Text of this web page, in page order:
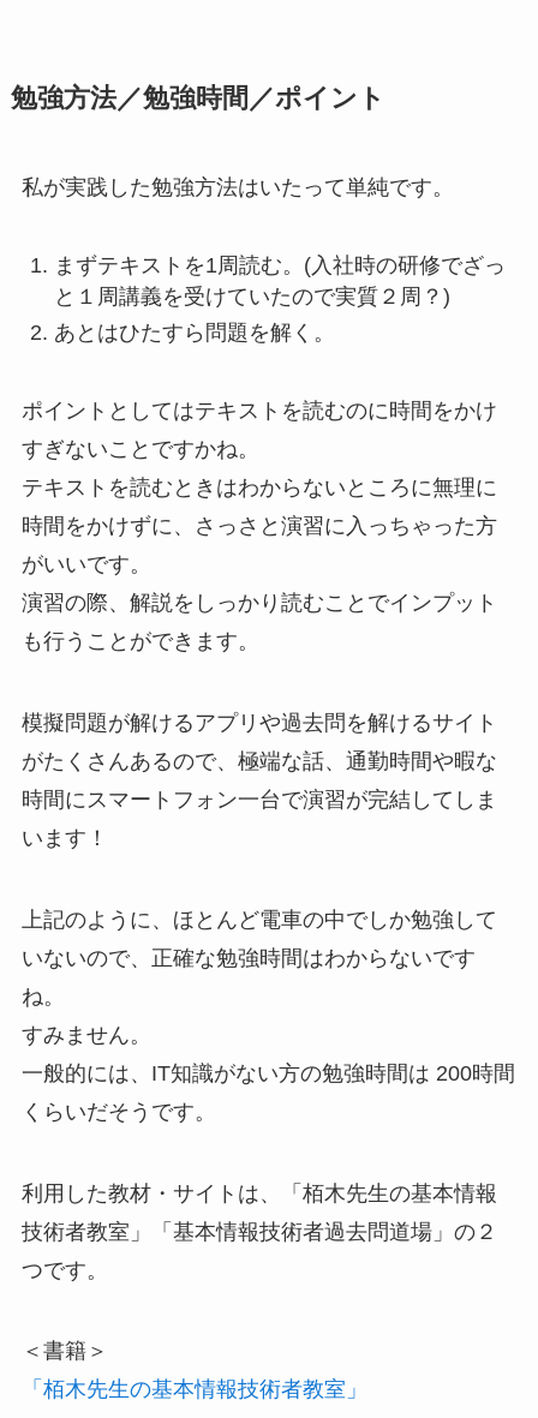
勉強方法／勉強時間／ポイント
私が実践した勉強方法はいたって単純です。
まずテキストを1周読む。(入社時の研修でざっ
と１周講義を受けていたので実質２周？)
あとはひたすら問題を解く。
ポイントとしてはテキストを読むのに時間をかけ
すぎないことですかね。
テキストを読むときはわからないところに無理に
時間をかけずに、さっさと演習に入っちゃった方
がいいです。
演習の際、解説をしっかり読むことでインプット
も行うことができます。
模擬問題が解けるアプリや過去問を解けるサイト
がたくさんあるので、極端な話、通勤時間や暇な
時間にスマートフォン一台で演習が完結してしま
います！
上記のように、ほとんど電車の中でしか勉強して
いないので、正確な勉強時間はわからないです
ね。
すみません。
一般的には、IT知識がない方の勉強時間は 200時間
くらいだそうです。
利用した教材・サイトは、「栢木先生の基本情報
技術者教室」「基本情報技術者過去問道場」の２
つです。
＜書籍＞
「栢木先生の基本情報技術者教室」